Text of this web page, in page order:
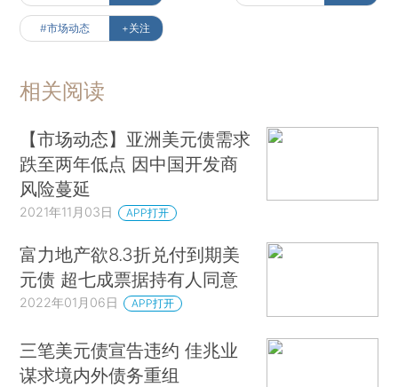
#市场动态 +关注
相关阅读
【市场动态】亚洲美元债需求
跌至两年低点 因中国开发商
风险蔓延
2021年11月03日 APP打开
富力地产欲8.3折兑付到期美
元债 超七成票据持有人同意
2022年01月06日 APP打开
三笔美元债宣告违约 佳兆业
谋求境内外债务重组